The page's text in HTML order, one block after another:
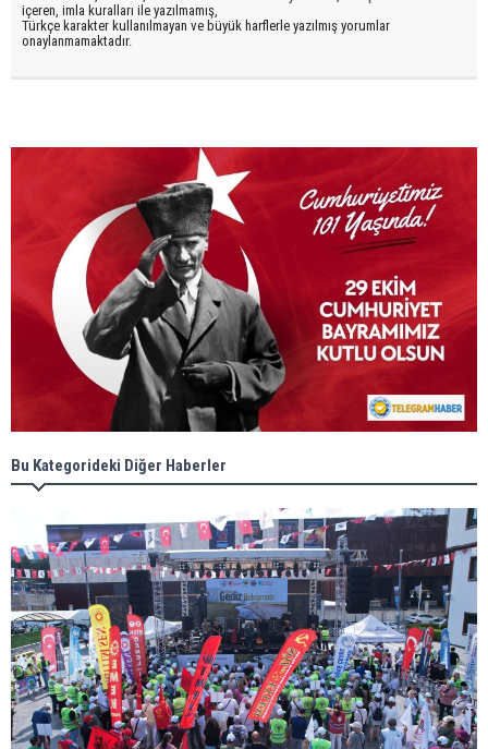
içeren, imla kuralları ile yazılmamış,
Türkçe karakter kullanılmayan ve büyük harflerle yazılmış yorumlar
onaylanmamaktadır.
Bu Kategorideki Diğer Haberler